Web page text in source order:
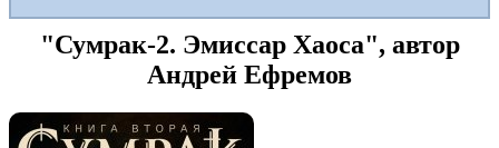
"Сумрак-2. Эмиссар Хаоса", автор
Андрей Ефремов